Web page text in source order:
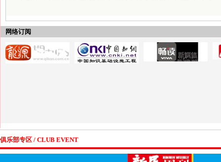
网络订阅
俱乐部专区 / CLUB EVENT